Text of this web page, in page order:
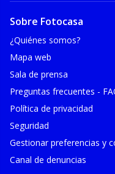
Sobre Fotocasa
¿Quiénes somos?
Mapa web
Sala de prensa
Preguntas frecuentes -
Política de privacidad
Seguridad
Gestionar preferencias y
Canal de denuncias